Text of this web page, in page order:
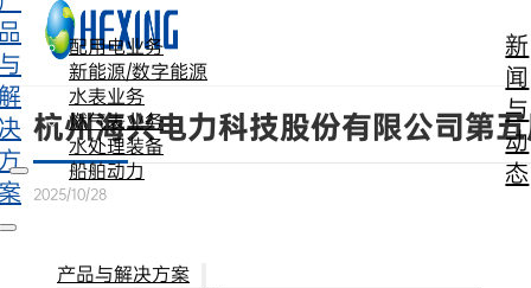
跳转到主要内容 跳转到页脚
配用电业务
新能源/数字能源
水表业务
燃气表业务
水处理装备
船舶动力
新
闻
与
动
态
产品与解决方案
杭州海兴电力科技股份有限公司第
2025/10/28